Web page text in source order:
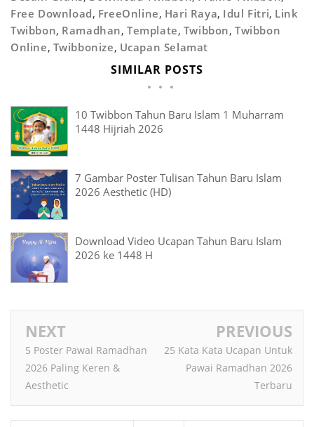
Free Download, FreeOnline, Hari Raya, Idul Fitri, Link
Twibbon, Ramadhan,Template, Twibbon,Twibbon
Online, Twibbonize, Ucapan Selamat
SIMILAR POSTS
10 Twibbon Tahun Baru Islam 1 Muharram
1448 Hijriah 2026
7 Gambar Poster Tulisan Tahun Baru Islam
2026 Aesthetic (HD)
Download Video Ucapan Tahun Baru Islam
2026 ke 1448 H
NEXT
5 Poster Pawai Ramadhan
2026 Paling Keren &
Aesthetic
PREVIOUS
25 Kata Kata Ucapan Untuk
Pawai Ramadhan 2026
Terbaru